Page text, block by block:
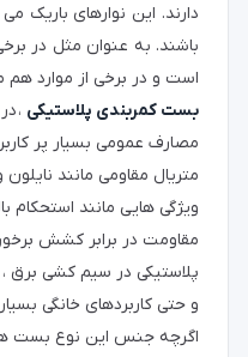
دارند. این نوارهای باریک
باشند. به عنوان مثل در
است و در برخی از موارد هم
بست کمربندی پلاستیکی ،
مصارف عمومی بسیار پر
متریال مقاومی مانند
ویژگی هایی مانند استحکام
مقاومت در برابر کشش
پلاستیکی در سیم کشی برق
و حتی کاربردهای خانگی
اگرچه جنس این نوع بست